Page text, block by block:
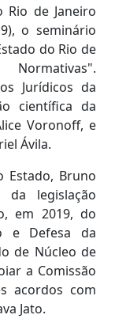
de Janeiro
o seminário
do Rio de
Jurídicos da
científica da
Voronoff, e
Ávila.
Estado, Bruno
da legislação
em 2019, do
e Defesa da
de Núcleo de
a Comissão
acordos com
Jato.